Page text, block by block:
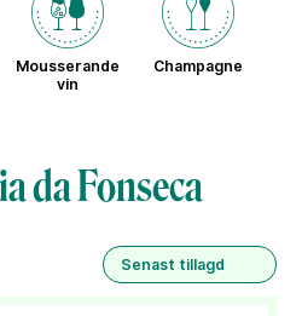
Mousserande
vin
Champagne
da Fonseca
Senast tillagd